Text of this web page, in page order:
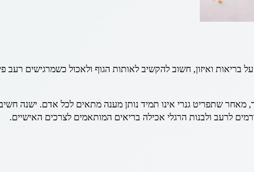
בריאות ואיזון, חשוב להקשיב לאותות הגוף ולאכול כשמרגישים רעב
שתפריט גנרי אינו תמיד נותן מענה מתאים לכל אדם. ישנה
לרעב ולבנות הרגלי אכילה בריאים המותאמים לצרכים האישיים.